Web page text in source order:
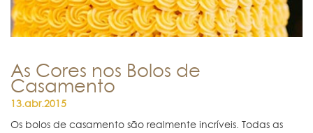
As Cores nos Bolos de
Casamento
13.abr.2015
Os bolos de casamento são realmente incríveis. Todas as